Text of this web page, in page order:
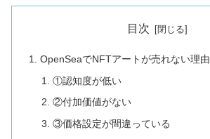
目次
OpenSeaでNFTアートが売れない理由
①認知度が低い
②付加価値がない
③価格設定が間違っている